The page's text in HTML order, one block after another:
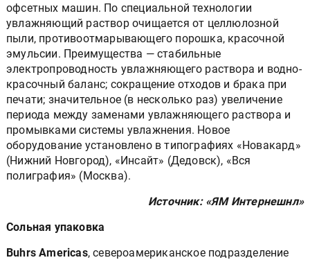
офсетных машин. По специальной технологии
увлажняющий раствор очищается от целлюлозной
пыли, противоотмарывающего порошка, красочной
эмульсии. Преимущества — стабильные
электропроводность увлажняющего раствора и водно-
красочный баланс; сокращение отходов и брака при
печати; значительное (в несколько раз) увеличение
периода между заменами увлажняющего раствора и
промывками системы увлажнения. Новое
оборудование установлено в типографиях «Новакард»
(Нижний Новгород), «Инсайт» (Дедовск), «Вся
полиграфия» (Москва).
Источник: «ЯМ Интернешнл»
Сольная упаковка
Buhrs Americas, североамериканское подразделение